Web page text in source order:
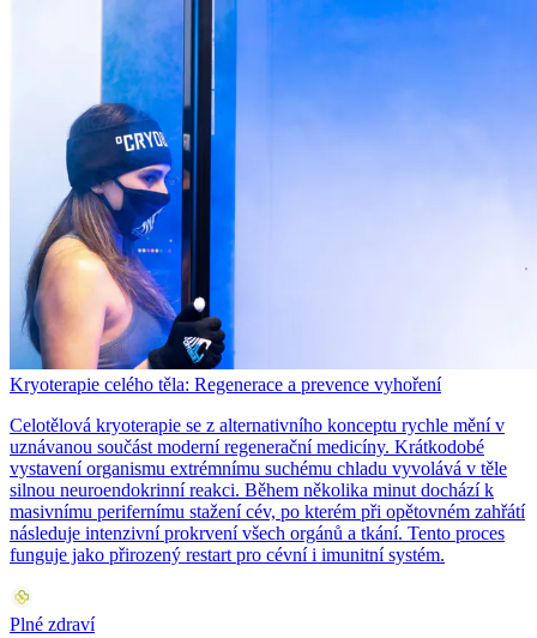
Kryoterapie celého těla: Regenerace a prevence vyhoření
Celotělová kryoterapie se z alternativního konceptu rychle mění v
uznávanou součást moderní regenerační medicíny. Krátkodobé
vystavení organismu extrémnímu suchému chladu vyvolává v těle
silnou neuroendokrinní reakci. Během několika minut dochází k
masivnímu perifernímu stažení cév, po kterém při opětovném zahřátí
následuje intenzivní prokrvení všech orgánů a tkání. Tento proces
funguje jako přirozený restart pro cévní i imunitní systém.
Plné zdraví